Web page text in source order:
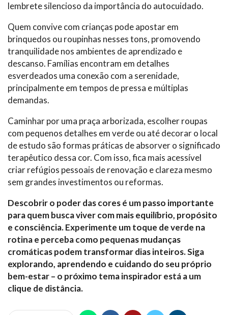
lembrete silencioso da importância do autocuidado.
Quem convive com crianças pode apostar em
brinquedos ou roupinhas nesses tons, promovendo
tranquilidade nos ambientes de aprendizado e
descanso. Famílias encontram em detalhes
esverdeados uma conexão com a serenidade,
principalmente em tempos de pressa e múltiplas
demandas.
Caminhar por uma praça arborizada, escolher roupas
com pequenos detalhes em verde ou até decorar o local
de estudo são formas práticas de absorver o significado
terapêutico dessa cor. Com isso, fica mais acessível
criar refúgios pessoais de renovação e clareza mesmo
sem grandes investimentos ou reformas.
Descobrir o poder das cores é um passo importante
para quem busca viver com mais equilíbrio, propósito
e consciência. Experimente um toque de verde na
rotina e perceba como pequenas mudanças
cromáticas podem transformar dias inteiros. Siga
explorando, aprendendo e cuidando do seu próprio
bem-estar – o próximo tema inspirador está a um
clique de distância.